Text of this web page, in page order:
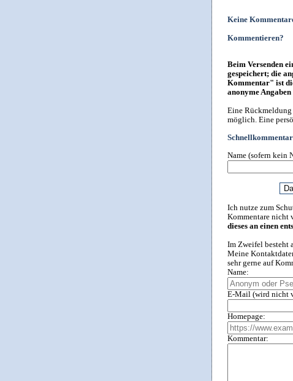
Keine
Kommentieren?
Beim Versenden
gespeichert; die
Kommentar" ist
anonyme
Eine Rückmeldung
möglich. Eine
Name (sofern kein
Ich nutze zum
Kommentare nicht
dieses an einen
Im Zweifel besteht
Meine
sehr gerne auf
Name:
E-Mail (wird nicht
Homepage:
Kommentar: